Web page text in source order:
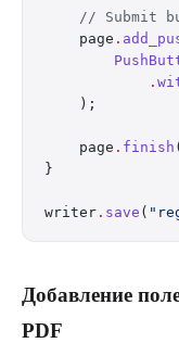
// Submit
    page
.
            .
    );
    page
. finish
}
writer . save (
Добавление
PDF